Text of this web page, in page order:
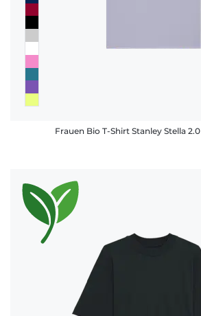
Frauen Bio T-Shirt Stanley Stella 2.0